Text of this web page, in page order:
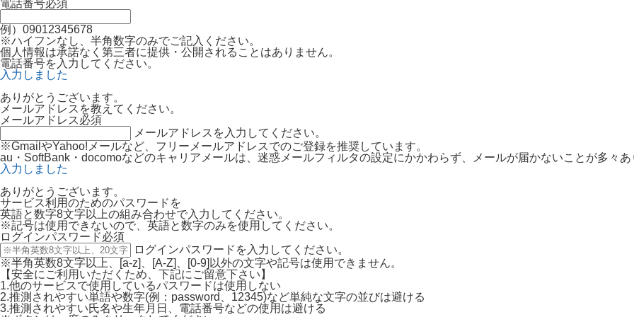
電話番号必須
例）09012345678
※ハイフンなし、半角数字のみでご記入ください。
個人情報は承諾なく第三者に提供・公開されることはありません。
電話番号を入力してください。
入力しました
ありがとうございます。
メールアドレスを教えてください。
メールアドレス必須
メールアドレスを入力してください。
※GmailやYahoo!メールなど、フリーメールアドレスでのご登録を推奨しています。
au・SoftBank・docomoなどのキャリアメールは、迷惑メールフィルタの設定にかかわらず、メールが届かないことが多々あ
入力しました
ありがとうございます。
サービス利用のためのパスワードを
英語と数字8文字以上の組み合わせで入力してください。
※記号は使用できないので、英語と数字のみを使用してください。
ログインパスワード必須
ログインパスワードを入力してください。
※半角英数8文字以上、[a-z]、[A-Z]、[0-9]以外の文字や記号は使用できません。
【安全にご利用いただくため、下記にご留意下さい】
1.他のサービスで使用しているパスワードは使用しない
2.推測されやすい単語や数字(例：password、12345)など単純な文字の並びは避ける
3.推測されやすい氏名や生年月日、電話番号などの使用は避ける